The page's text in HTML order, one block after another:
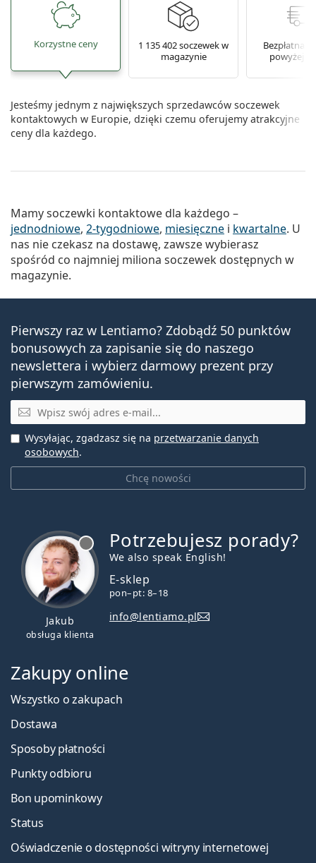
Korzystne ceny
1 135 402 soczewek w
magazynie
Bezpłatna
powyżej
Jesteśmy jednym z największych sprzedawców soczewek
kontaktowych w Europie, dzięki czemu oferujemy atrakcyjne
ceny dla każdego.
Mamy soczewki kontaktowe dla każdego –
jednodniowe, 2-tygodniowe, miesięczne i kwartalne. U
nas nie czekasz na dostawę, zawsze wybierasz
spośród co najmniej miliona soczewek dostępnych w
magazynie.
Pierwszy raz w Lentiamo? Zdobądź 50 punktów
bonusowych za zapisanie się do naszego
newslettera i wybierz darmowy prezent przy
pierwszym zamówieniu.
E-mail
Chcę nowości
Wysyłając, zgadzasz się na przetwarzanie danych
osobowych.
Jakub
obsługa klienta
Potrzebujesz porady?
We also speak English!
E-sklep
pon–pt: 8–18
info@lentiamo.pl
Zakupy online
Wszystko o zakupach
Dostawa
Sposoby płatności
Punkty odbioru
Bon upominkowy
Status
Oświadczenie o dostępności witryny internetowej